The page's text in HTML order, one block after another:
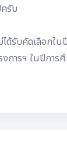
รับ
ได้รับคัดเลือกใน
งการฯ ในปีการ